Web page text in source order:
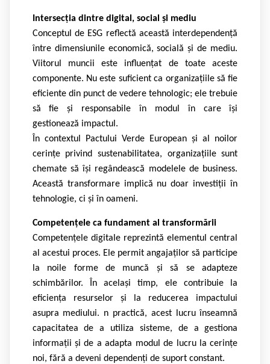
Intersecția dintre digital, social și mediu
Conceptul de ESG reflectă această interdependență
între dimensiunile economică, socială și de mediu.
Viitorul muncii este influențat de toate aceste
componente. Nu este suficient ca organizațiile să fie
eficiente din punct de vedere tehnologic; ele trebuie
să fie și responsabile în modul în care își
gestionează impactul.
În contextul Pactului Verde European și al noilor
cerințe privind sustenabilitatea, organizațiile sunt
chemate să își regândească modelele de business.
Această transformare implică nu doar investiții în
tehnologie, ci și în oameni.
Competențele ca fundament al transformării
Competențele digitale reprezintă elementul central
al acestui proces. Ele permit angajaților să participe
la noile forme de muncă și să se adapteze
schimbărilor. În același timp, ele contribuie la
eficiența resurselor și la reducerea impactului
asupra mediului. n practică, acest lucru înseamnă
capacitatea de a utiliza sisteme, de a gestiona
informații și de a adapta modul de lucru la cerințe
noi, fără a deveni dependenți de suport constant.